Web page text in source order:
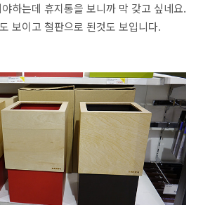
하는데 휴지통을 보니까 막 갖고 싶네요.
보이고 철판으로 된것도 보입니다.